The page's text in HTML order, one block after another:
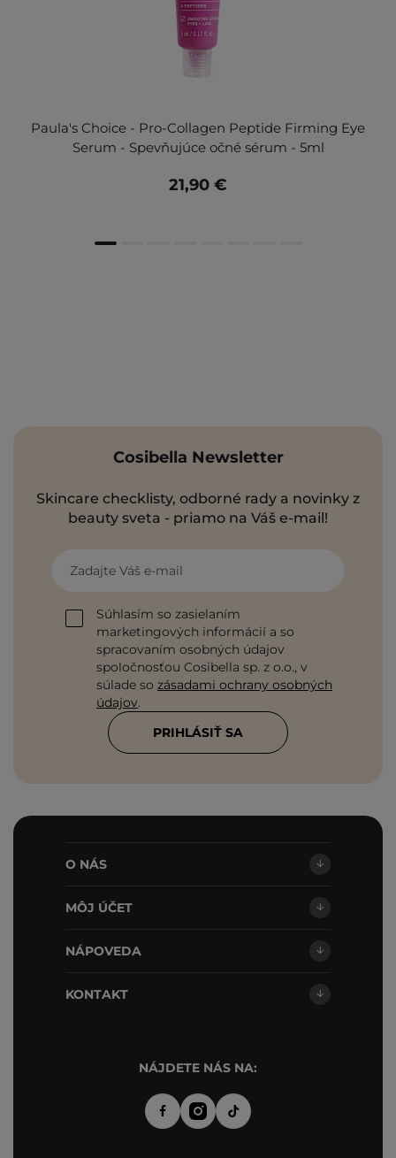
Paula's Choice - Pro-Collagen Peptide Firming Eye
Serum - Spevňujúce očné sérum - 5ml
21,90 €
Cosibella Newsletter
Skincare checklisty, odborné rady a novinky z
beauty sveta - priamo na Váš e-mail!
Zadajte Váš e-mail
Súhlasím so zasielaním
marketingových informácií a so
spracovaním osobných údajov
spoločnosťou Cosibella sp. z o.o., v
súlade so zásadami ochrany osobných
údajov.
PRIHLÁSIŤ SA
O NÁS
MÔJ ÚČET
NÁPOVEDA
KONTAKT
NÁJDETE NÁS NA: